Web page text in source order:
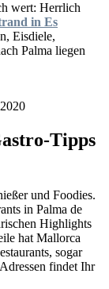
wert: Herrlich
in Es
Eisdiele,
Palma liegen
Tipps
und Foodies.
in Palma de
Highlights
hat Mallorca
sogar
findet Ihr